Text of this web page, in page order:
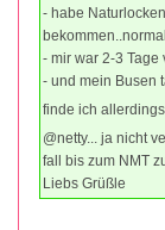
- habe
- mir war 2-3
- und mein Busen
finde ich
@netty... ja nicht
fall bis zum NMT
Liebs Grüßle